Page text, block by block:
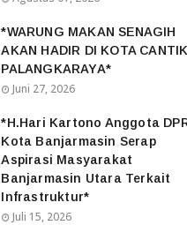
*WARUNG MAKAN SENAGIH
AKAN HADIR DI KOTA CANTIK
PALANGKARAYA*
Juni 27, 2026
*H.Hari Kartono Anggota
Kota Banjarmasin Serap
Aspirasi Masyarakat
Banjarmasin Utara Terkait
Infrastruktur*
Juli 15, 2026